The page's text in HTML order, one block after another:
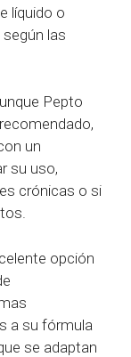
líquido o
las
Pepto
un
su uso,
crónicas o si
opción
a su fórmula
se adaptan